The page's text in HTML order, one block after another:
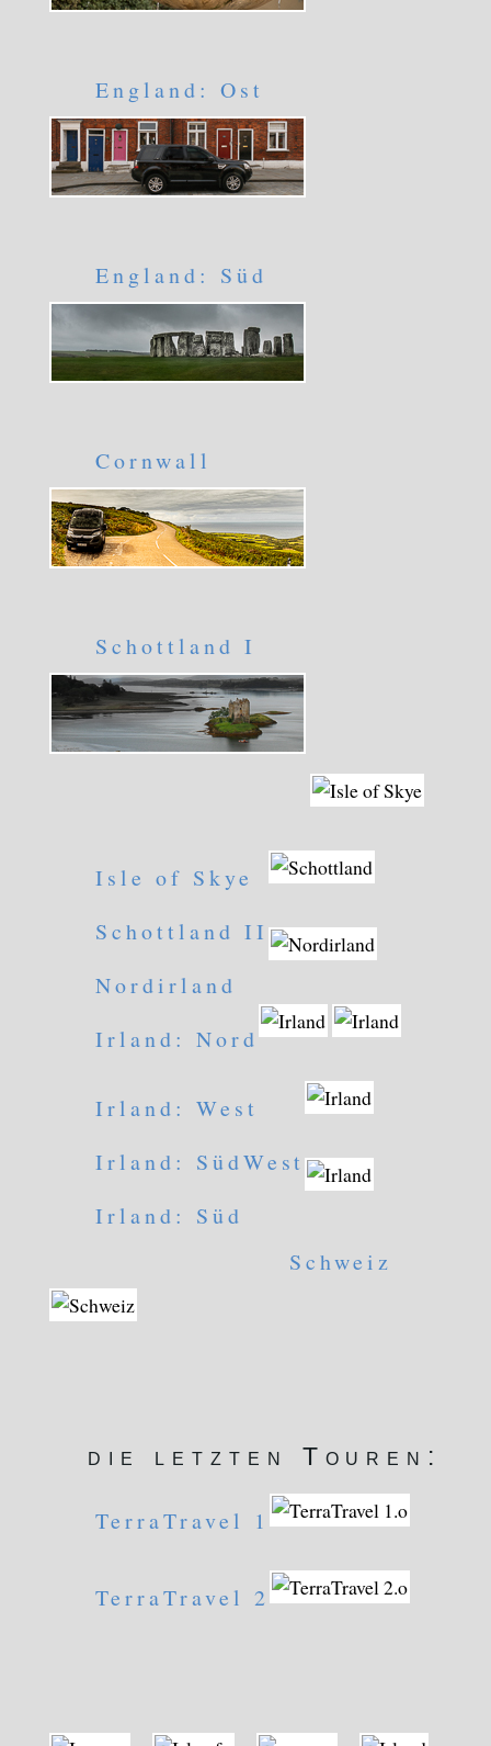
England: Ost
England: Süd
Cornwall
Schottland I
Isle of Skye
Schottland II
Nordirland
Irland: Nord
Irland: West
Irland: SüdWest
Irland: Süd
Schweiz
die letzten Touren:
TerraTravel 1
TerraTravel 2